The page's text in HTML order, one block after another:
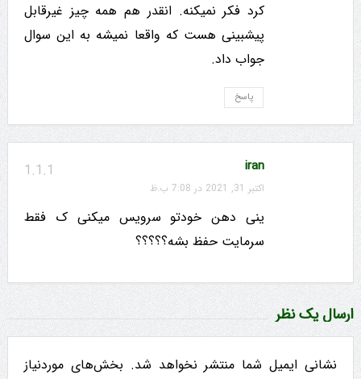
کرد فکر نمیکنه. انقدر هم همه چیز غیرقابل
پیشبینی هست که واقعا نمیشه به این سوال
جواب داد.
پاسخ
1.1.1 iran
اکتبر 31, 2021 در 7:08 ب.ظ
ینی دهن خودتو سرویس میکنی ک فقط
سرمایت حفظ بشه؟؟؟؟؟
ارسال یک نظر
نشانی ایمیل شما منتشر نخواهد شد. بخش‌های موردنیاز